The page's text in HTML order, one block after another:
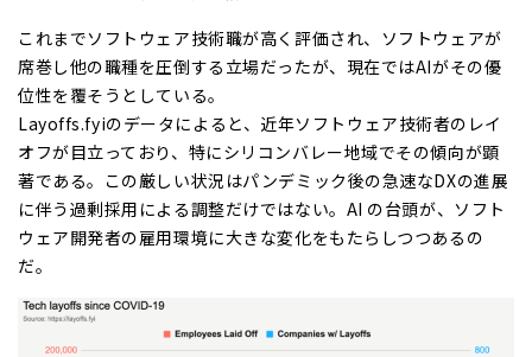
これまでソフトウェア技術職が高く評価され、ソフトウェアが
席巻し他の職種を圧倒する立場だったが、現在ではAIがその優
位性を覆そうとしている。
Layoffs.fyiのデータによると、近年ソフトウェア技術者のレイ
オフが目立っており、特にシリコンバレー地域でその傾向が顕
著である。この厳しい状況はパンデミック後の急速なDXの進展
に伴う過剰採用による調整だけではない。AI の台頭が、ソフト
ウェア開発者の雇用環境に大きな変化をもたらしつつあるの
だ。